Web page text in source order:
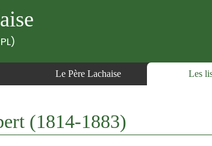
Le Père Lachaise Les
(1814-1883)